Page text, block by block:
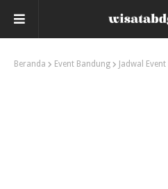
Beranda Event Bandung Jadwal